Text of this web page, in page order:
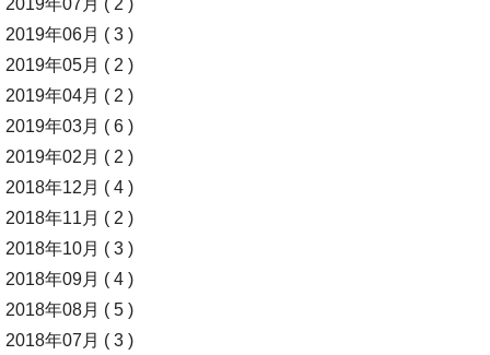
2019年07月 ( 2 )
2019年06月 ( 3 )
2019年05月 ( 2 )
2019年04月 ( 2 )
2019年03月 ( 6 )
2019年02月 ( 2 )
2018年12月 ( 4 )
2018年11月 ( 2 )
2018年10月 ( 3 )
2018年09月 ( 4 )
2018年08月 ( 5 )
2018年07月 ( 3 )